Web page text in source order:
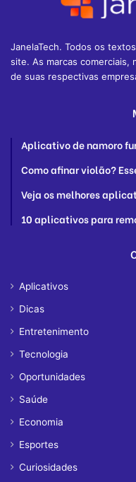
JanelaTech. Todos os
site. As marcas comerciais,
de suas respectivas
Aplicativo de namoro
Como afinar violão?
Veja os melhores
10 aplicativos para
Aplicativos
Dicas
Entretenimento
Tecnologia
Oportunidades
Saúde
Economia
Esportes
Curiosidades